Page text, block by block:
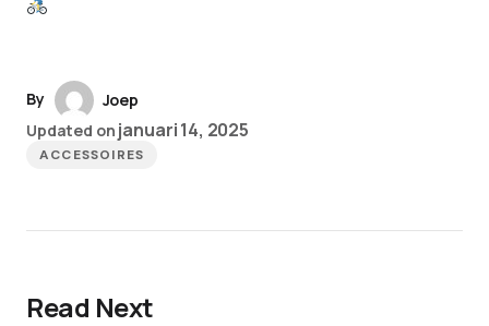
By
Joep
Updated on januari 14, 2025
ACCESSOIRES
Read Next